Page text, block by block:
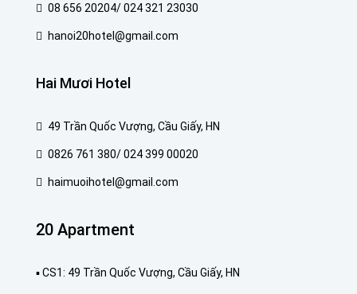
08 656 20204/ 024 321 23030
hanoi20hotel@gmail.com
Hai Mươi Hotel
49 Trần Quốc Vượng, Cầu Giấy, HN
0826 761 380/ 024 399 00020
haimuoihotel@gmail.com
20 Apartment
▪️ CS1: 49 Trần Quốc Vượng, Cầu Giấy, HN